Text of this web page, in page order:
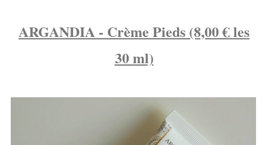
ARGANDIA - Crème Pieds (8,00 € les
30 ml)